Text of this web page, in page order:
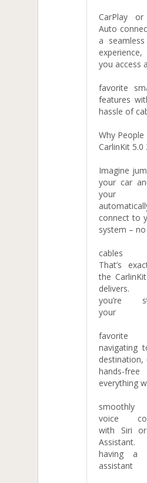
CarPlay or
Auto
a
you access
favorite
features
hassle of
Why
CarlinKit 5.0
Imagine
your car
your
connect to
system – no
cables
That’s
the
delivers.
you’re
your
favorite
navigating
destination,
hands-
everything
smoothly
voice
with Siri
Assistant.
having a
assistant